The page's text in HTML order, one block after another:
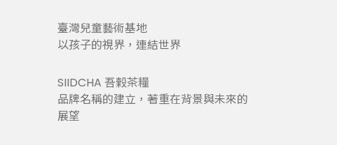
臺灣兒童藝術基地
以孩子的視界，連結世界
SIIDCHA 吾榖茶糧
品牌名稱的建立，著重在背景與未來的
展望